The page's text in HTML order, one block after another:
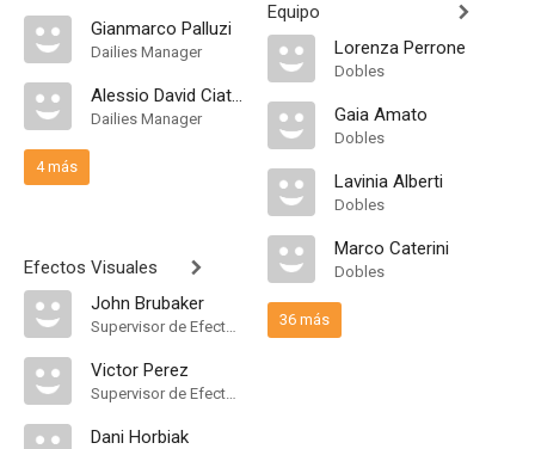
Gianmarco Palluzi
Dailies Manager
Alessio David Ciattini
Dailies Manager
4 más
Efectos Visuales
John Brubaker
Supervisor de Efectos Visuales
Victor Perez
Supervisor de Efectos Visuales
Dani Horbiak
Equipo
Lorenza Perrone
Dobles
Gaia Amato
Dobles
Lavinia Alberti
Dobles
Marco Caterini
Dobles
36 más